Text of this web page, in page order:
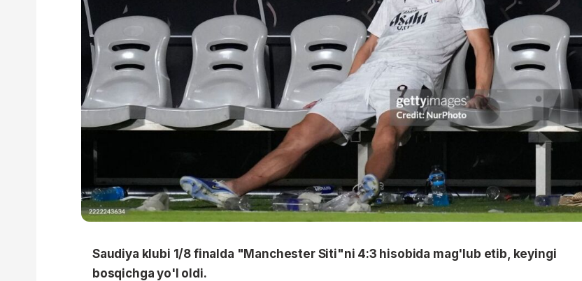
Saudiya klubi 1/8 finalda "Manchester Siti"ni 4:3 hisobida mag'lub etib, keyingi
bosqichga yo'l oldi.